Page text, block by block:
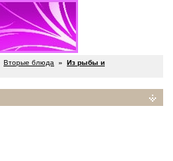
Вторые блюда »
Из рыбы и